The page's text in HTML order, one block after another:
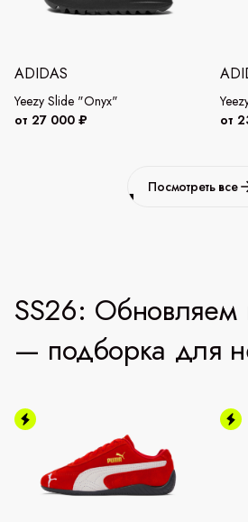
ADIDAS
Yeezy Slide "Onyx"
от 27 000 ₽
от
Посмотреть все
SS26: Обновляем
— подборка для